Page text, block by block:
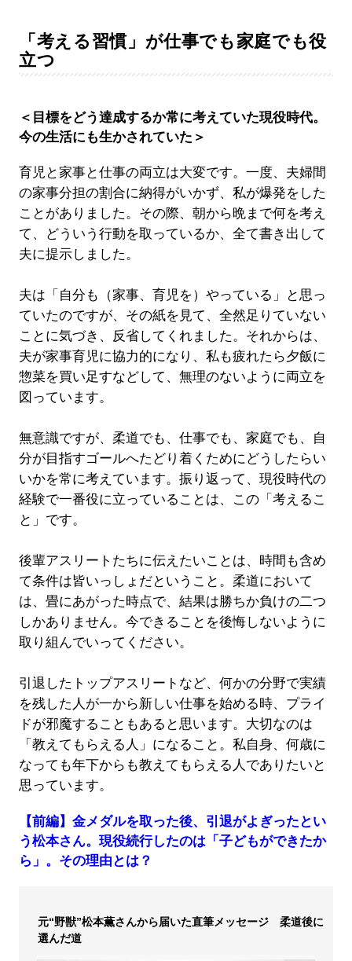
「考える習慣」が仕事でも家庭でも役
立つ
＜目標をどう達成するか常に考えていた現役時代。
今の生活にも生かされていた＞
育児と家事と仕事の両立は大変です。一度、夫婦間
の家事分担の割合に納得がいかず、私が爆発をした
ことがありました。その際、朝から晩まで何を考え
て、どういう行動を取っているか、全て書き出して
夫に提示しました。
夫は「自分も（家事、育児を）やっている」と思っ
ていたのですが、その紙を見て、全然足りていない
ことに気づき、反省してくれました。それからは、
夫が家事育児に協力的になり、私も疲れたら夕飯に
惣菜を買い足すなどして、無理のないように両立を
図っています。
無意識ですが、柔道でも、仕事でも、家庭でも、自
分が目指すゴールへたどり着くためにどうしたらい
いかを常に考えています。振り返って、現役時代の
経験で一番役に立っていることは、この「考えるこ
と」です。
後輩アスリートたちに伝えたいことは、時間も含め
て条件は皆いっしょだということ。柔道において
は、畳にあがった時点で、結果は勝ちか負けの二つ
しかありません。今できることを後悔しないように
取り組んでいってください。
引退したトップアスリートなど、何かの分野で実績
を残した人が一から新しい仕事を始める時、プライ
ドが邪魔することもあると思います。大切なのは
「教えてもらえる人」になること。私自身、何歳に
なっても年下からも教えてもらえる人でありたいと
思っています。
【前編】金メダルを取った後、引退がよぎったとい
う松本さん。現役続行したのは「子どもができたか
ら」。その理由とは？
元“野獣”松本薫さんから届いた直筆メッセージ 柔道後に
選んだ道